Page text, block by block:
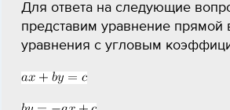
Для ответа на следующие
представим уравнение прямой
уравнения с угловым